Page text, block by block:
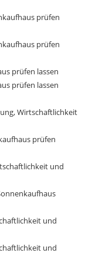
prüfen
prüfen
prüfen lassen
prüfen lassen
Wirtschaftlichkeit
prüfen
und
und
und